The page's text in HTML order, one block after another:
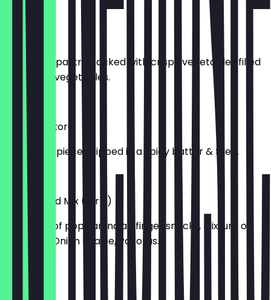
£ 4,20
Samosa
Triangular pastry packed with crispy vegetables filled
with spicy vegetables.
£ 4,20
Balgan Pakora
Aubergine pieces dipped in a spicy batter & fried.
£ 4,20
Street Food Mix (for 2)
A mixture of popular Indian finger snacks, Mixture of
Samosas, Onion Bhajee, Pakoras.
£ 7,95